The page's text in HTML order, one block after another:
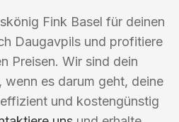
Fink Basel für deinen
Daugavpils und profitiere
Preisen. Wir sind dein
wenn es darum geht, deine
und kostengünstig